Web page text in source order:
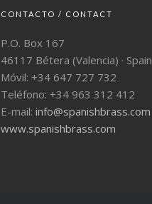
CONTACTO / CONTACT
P.O. Box 167
46117 Bétera (Valencia) · Spain
Móvil: +34 647 727 732
Teléfono: +34 963 312 412
E-mail:info@spanishbrass.com
www.spanishbrass.com